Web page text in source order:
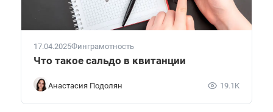
17.04.2025Финграмотность
Что такое сальдо в квитанции
Анастасия Подолян 19.1K